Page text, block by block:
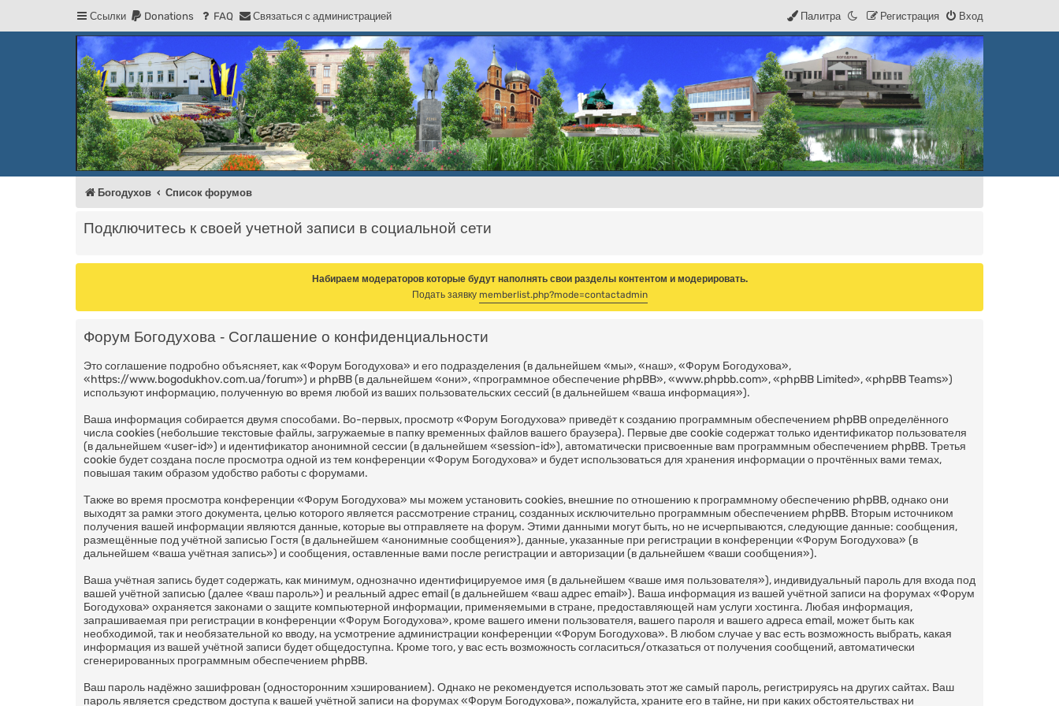
Ссылки Donations FAQ Связаться с администрацией Вход
Регистрация
Палитра
Регистрация
Форум Богодухова
Богодухов
Богодухов Список форумов
Подключитесь к своей учетной записи в социальной сети
Набираем модераторов которые будут наполнять свои разделы контентом и модерировать.
Подать заявку memberlist.php?mode=contactadmin
Форум Богодухова - Соглашение о конфиденциальности
Это соглашение подробно объясняет, как «Форум Богодухова» и его подразделения (в дальнейшем «мы», «наш», «Форум Богодухова»,
«https://www.bogodukhov.com.ua/forum») и phpBB (в дальнейшем «они», «программное обеспечение phpBB», «www.phpbb.com», «phpBB Limited», «phpBB Teams»)
используют информацию, полученную во время любой из ваших пользовательских сессий (в дальнейшем «ваша информация»).
Ваша информация собирается двумя способами. Во-первых, просмотр «Форум Богодухова» приведёт к созданию программным обеспечением phpBB определённого
числа cookies (небольшие текстовые файлы, загружаемые в папку временных файлов вашего браузера). Первые две cookie содержат только идентификатор пользователя
(в дальнейшем «user-id») и идентификатор анонимной сессии (в дальнейшем «session-id»), автоматически присвоенные вам программным обеспечением phpBB. Третья
cookie будет создана после просмотра одной из тем конференции «Форум Богодухова» и будет использоваться для хранения информации о прочтённых вами темах,
повышая таким образом удобство работы с форумами.
Также во время просмотра конференции «Форум Богодухова» мы можем установить cookies, внешние по отношению к программному обеспечению phpBB, однако они
выходят за рамки этого документа, целью которого является рассмотрение страниц, созданных исключительно программным обеспечением phpBB. Вторым источником
получения вашей информации являются данные, которые вы отправляете на форум. Этими данными могут быть, но не исчерпываются, следующие данные: сообщения,
размещённые под учётной записью Гостя (в дальнейшем «анонимные сообщения»), данные, указанные при регистрации в конференции «Форум Богодухова» (в
дальнейшем «ваша учётная запись») и сообщения, оставленные вами после регистрации и авторизации (в дальнейшем «ваши сообщения»).
Ваша учётная запись будет содержать, как минимум, однозначно идентифицируемое имя (в дальнейшем «ваше имя пользователя»), индивидуальный пароль для входа под
вашей учётной записью (далее «ваш пароль») и реальный адрес email (в дальнейшем «ваш адрес email»). Ваша информация из вашей учётной записи на форумах «Форум
Богодухова» охраняется законами о защите компьютерной информации, применяемыми в стране, предоставляющей нам услуги хостинга. Любая информация,
запрашиваемая при регистрации в конференции «Форум Богодухова», кроме вашего имени пользователя, вашего пароля и вашего адреса email, может быть как
необходимой, так и необязательной ко вводу, на усмотрение администрации конференции «Форум Богодухова». В любом случае у вас есть возможность выбрать, какая
информация из вашей учётной записи будет общедоступна. Кроме того, у вас есть возможность согласиться/отказаться от получения сообщений, автоматически
сгенерированных программным обеспечением phpBB.
Ваш пароль надёжно зашифрован (односторонним хэшированием). Однако не рекомендуется использовать этот же самый пароль, регистрируясь на других сайтах. Ваш
пароль является средством доступа к вашей учётной записи на форумах «Форум Богодухова», пожалуйста, храните его в тайне, ни при каких обстоятельствах ни